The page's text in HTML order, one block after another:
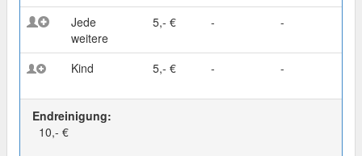
Jede
weitere
5,- € - -
Kind 5,- € - -
Endreinigung:
10,- €